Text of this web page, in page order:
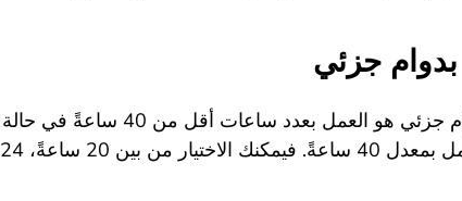
جزئي
على الجانب الآخر، فإن العمل بدوام جزئي هو العمل بعدد ساعات أقل من 40 ساعةً في حالة
تحديد عدد ساعات العمل بدوام كامل بمعدل 40 ساعةً. فيمكنك الاختيار من بين 20 ساعةً، 24